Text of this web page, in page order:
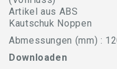
Artikel aus ABS
Kautschuk Noppen
Abmessungen (mm) :
Downloaden